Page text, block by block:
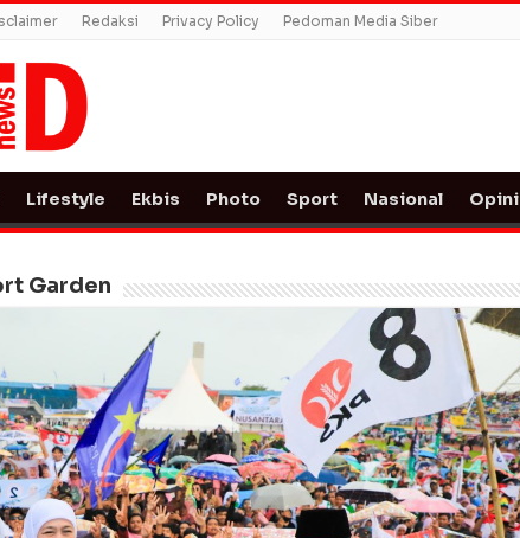
Redaksi Privacy Policy Pedoman Media Siber
Lifestyle Ekbis Photo Sport Nasional Opini
Garden